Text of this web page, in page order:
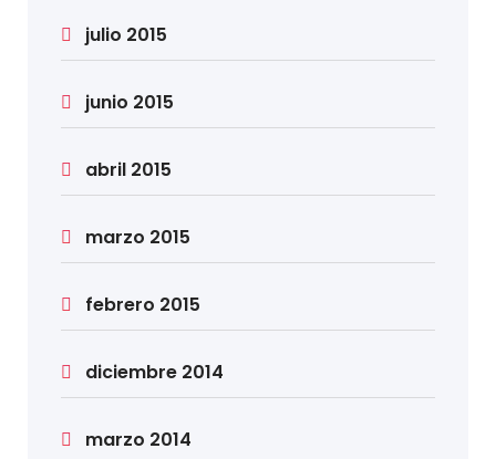
julio 2015
junio 2015
abril 2015
marzo 2015
febrero 2015
diciembre 2014
marzo 2014